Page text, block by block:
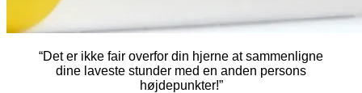
“Det er ikke fair overfor din hjerne at sammenligne
dine laveste stunder med en anden persons
højdepunkter!”